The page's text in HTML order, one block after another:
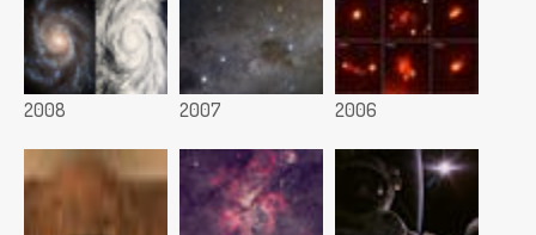
2008 2007 2006